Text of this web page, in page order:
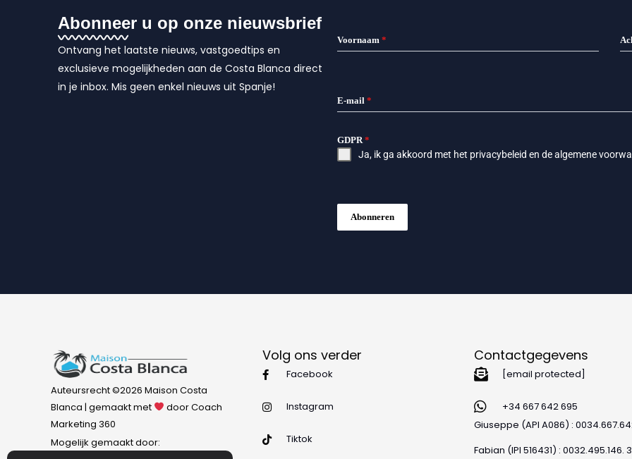
Abonneer u op onze nieuwsbrief
Ontvang het laatste nieuws, vastgoedtips en
exclusieve mogelijkheden aan de Costa Blanca direct
in je inbox. Mis geen enkel nieuws uit Spanje!
Voornaam *
E-mail *
GDPR*
Ja, ik ga akkoord met het privacybeleid en dealgemene
Abonneren
Auteursrecht ©2026 Maison Costa
Blanca | gemaakt met
door Coach
Marketing 360
Mogelijk gemaakt door:
Volg ons verder
Facebook
Instagram
Tiktok
Contactgegevens
[email protected]
+34 667 642 695
Giuseppe (API A086) :
Fabian (IPI 516431) : 0032.495.146.